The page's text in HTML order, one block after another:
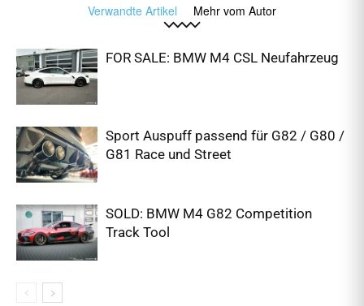
Verwandte Artikel Mehr vom Autor
FOR SALE: BMW M4 CSL Neufahrzeug
Sport Auspuff passend für G82 / G80 /
G81 Race und Street
SOLD: BMW M4 G82 Competition
Track Tool